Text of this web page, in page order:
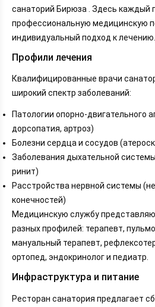
санаторий Бирюза . Здесь каждый
профессиональную медицинскую
индивидуальный подход к лечению.
Профили лечения
Квалифицированные врачи
широкий спектр заболеваний:
Патологии опорно-двигательного
дорсопатия, артроз)
Болезни сердца и сосудов
Заболевания дыхательной
ринит)
Расстройства нервной системы
конечностей)
Медицинскую службу
разных профилей: терапевт,
мануальный терапевт,
ортопед, эндокринолог и педиатр.
Инфраструктура и питание
Ресторан санатория предлагает